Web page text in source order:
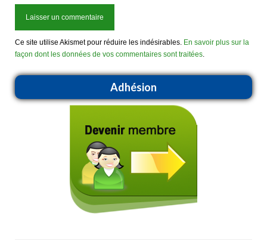
Ce site utilise Akismet pour réduire les indésirables. En savoir plus sur la
façon dont les données de vos commentaires sont traitées
Adhésion